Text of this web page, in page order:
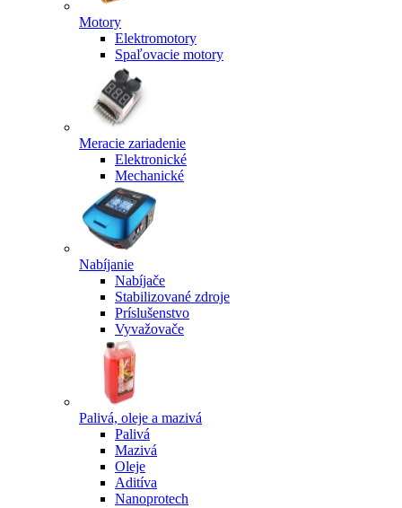
Motory
Elektromotory
Spaľovacie motory
Meracie zariadenie
Elektronické
Mechanické
Nabíjanie
Nabíjače
Stabilizované zdroje
Príslušenstvo
Vyvažovače
Palivá, oleje a mazivá
Palivá
Mazivá
Oleje
Aditíva
Nanoprotech